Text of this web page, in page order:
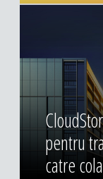
pentru
catre